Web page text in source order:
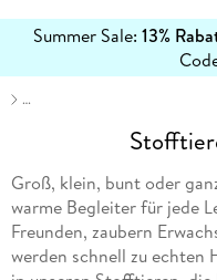
Summer Sale: 13%
erfahren
…
Groß, klein, bunt oder
warme Begleiter für jede
Freunden, zaubern
werden schnell zu echten